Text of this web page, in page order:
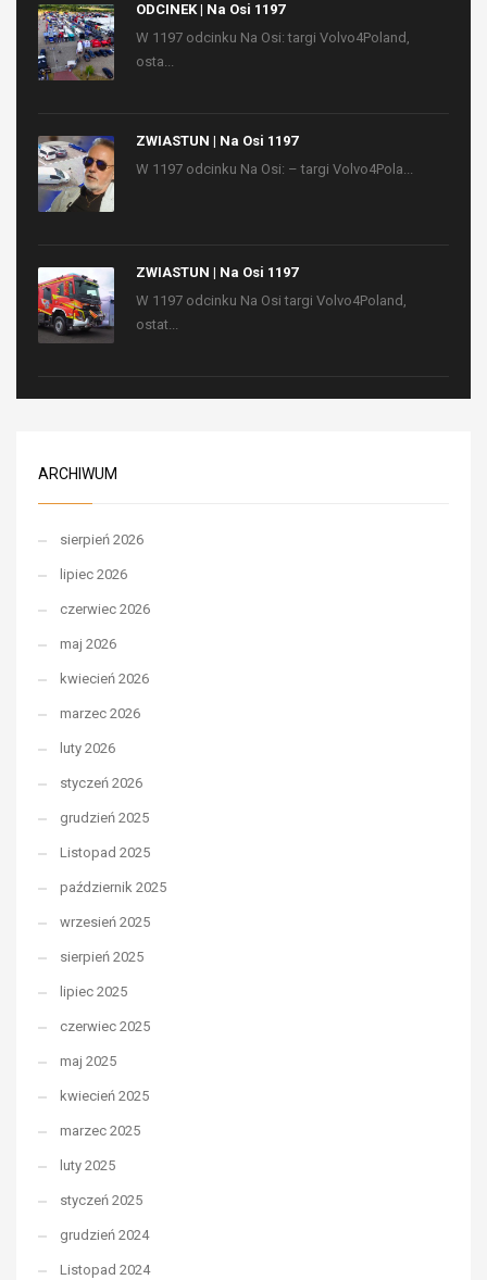
ODCINEK | Na Osi 1197
W 1197 odcinku Na Osi: targi Volvo4Poland,
osta...
ZWIASTUN | Na Osi 1197
W 1197 odcinku Na Osi: – targi Volvo4Pola...
ZWIASTUN | Na Osi 1197
W 1197 odcinku Na Osi targi Volvo4Poland,
ostat...
ARCHIWUM
sierpień 2026
lipiec 2026
czerwiec 2026
maj 2026
kwiecień 2026
marzec 2026
luty 2026
styczeń 2026
grudzień 2025
Listopad 2025
październik 2025
wrzesień 2025
sierpień 2025
lipiec 2025
czerwiec 2025
maj 2025
kwiecień 2025
marzec 2025
luty 2025
styczeń 2025
grudzień 2024
Listopad 2024